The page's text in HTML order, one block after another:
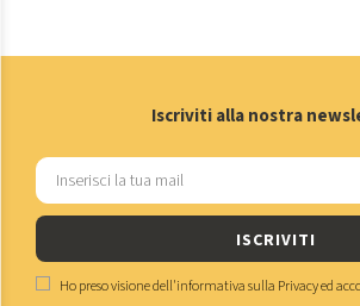
Iscriviti alla nostra
ISCRIVITI
Ho preso visione dell'informativa sulla Privacyed